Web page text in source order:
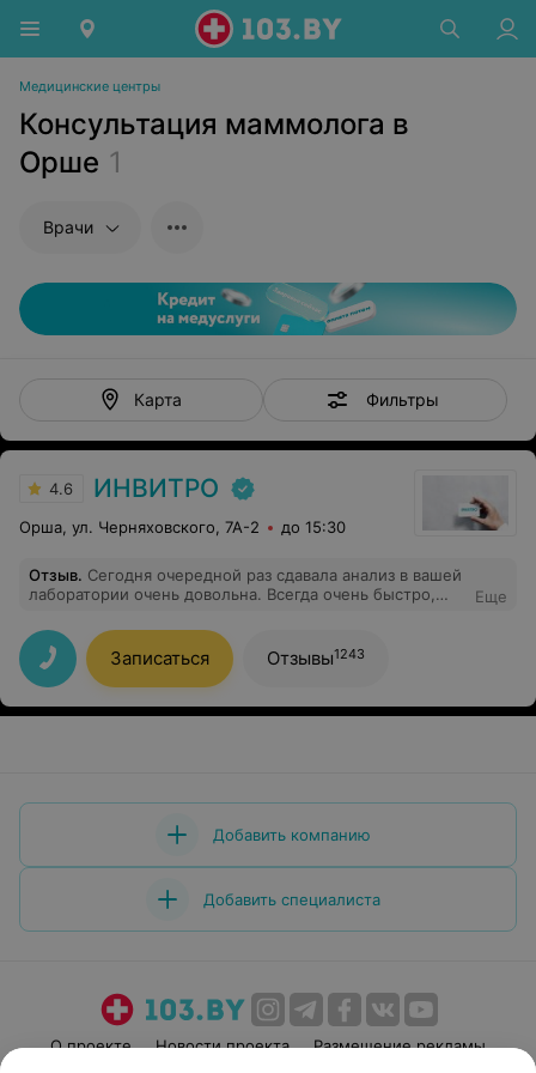
Медицинские центры
Консультация маммолога в
Орше 1
Врачи
Карта Фильтры
4.6 ИНВИТРО
Орша, ул. Черняховского, 7А-2 до 15:30
Отзыв. Сегодня очередной раз сдавала анализ в вашей
лаборатории очень довольна. Всегда очень быстро,
Еще
Записаться Отзывы1243
Добавить компанию
Добавить специалиста
О проекте Новости проекта
Размещение рекламы